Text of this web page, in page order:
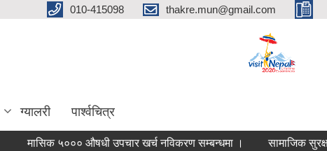
010-415098 thakre.mun@gmail.com
ग्यालरी पार्श्वचित्र
मासिक ५००० औषधी उपचार खर्च नविकरण सम्बन्धमा । सामाजिक सुरक्षा